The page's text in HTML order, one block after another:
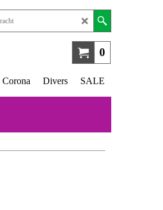
0
Corona Divers SALE